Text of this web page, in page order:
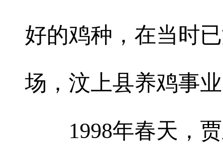
好的鸡种，在当时
场，汶上县养鸡事
1998年春天，贾